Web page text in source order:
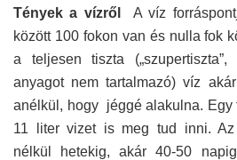
Tények a vízről
A víz
között 100 fokon van és nulla fok
a teljesen tiszta („szupertiszta”,
anyagot nem tartalmazó) víz
anélkül, hogy jéggé alakulna. Egy
11 liter vizet is meg tud inni. Az
nélkül hetekig, akár 40-50